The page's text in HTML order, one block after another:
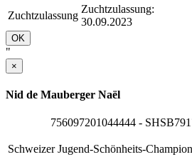
Zuchtzulassung
Zuchtzulassung:
30.09.2023
OK
"
×
Nid de Mauberger Naël
756097201044444 -
Schweizer Jugend-Schönheits-Champion